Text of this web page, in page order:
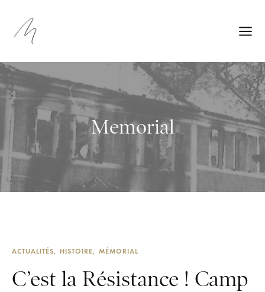
Memorial
ACTUALITÉS HISTOIRE MÉMORIAL
C’est la Résistance ! Camp